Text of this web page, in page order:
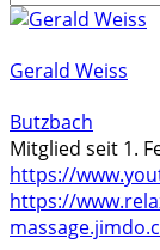
Gerald Weiss
Butzbach
Mitglied seit 1.
https://
https://